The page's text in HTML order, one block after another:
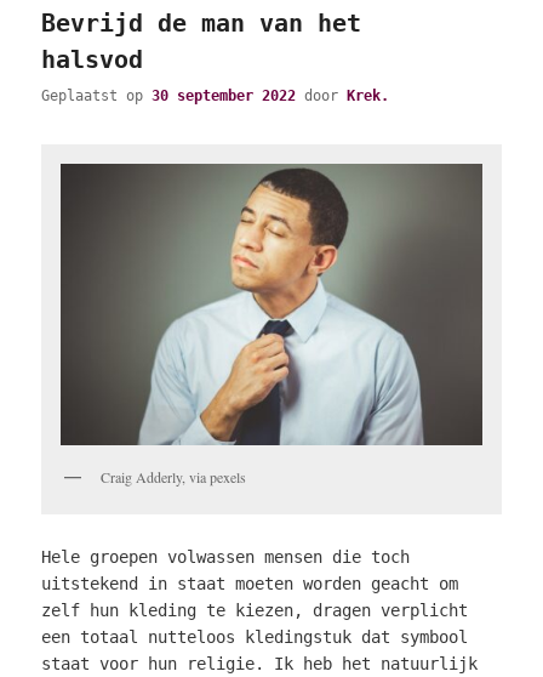
Bevrijd de man van het
halsvod
Geplaatst op30 september 2022 door Krek.
Craig Adderly, via pexels
Hele groepen volwassen mensen die toch
uitstekend in staat moeten worden geacht om
zelf hun kleding te kiezen, dragen verplicht
een totaal nutteloos kledingstuk dat symbool
staat voor hun religie. Ik heb het natuurlijk